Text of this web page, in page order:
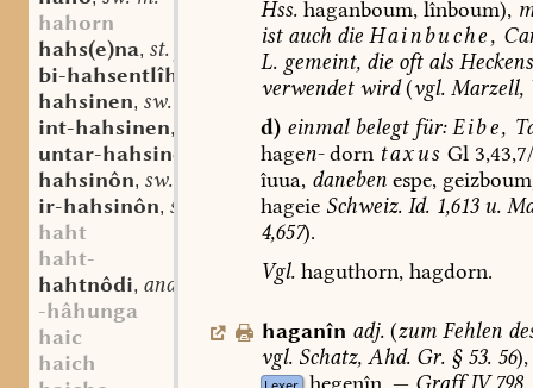
hahorn
hahs(e)na, st. f.
bi-hahsentlîhho
hahsinen, sw. v.
int-hahsinen,
untar-hahsinen
hahsinôn, sw. v.
ir-hahsinôn, sw. v.
haht
haht-
hahtnôdi, andfrk. st. n.
-hâhunga
haic
haich
Hss.haganboum,lînboum),
istauchdie Hainbuche,
L. gemeint,dieoftals
verwendetwird(vgl. Marzell,
d) einmalbelegtfür: Eibe,
hagen- dorn taxus Gl
îuua, daneben espe,geizboum
hageie Schweiz.Id.1,613 u.
4,657).
Vgl.haguthorn,hagdorn.
haganîn adj. (zum Fehlen
vgl.Schatz,Ahd. Gr.§53.56),